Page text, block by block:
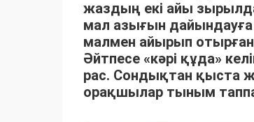
жаздың екі айы
мал азығын
малмен айырып
Әйтпесе «кәрі құда»
рас. Сондықтан қыста
орақшылар тыным